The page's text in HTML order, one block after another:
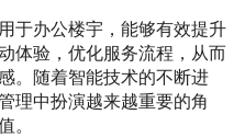
于办公楼宇，能够有效提升
体验，优化服务流程，从而
。随着智能技术的不断进
理中扮演越来越重要的角
。